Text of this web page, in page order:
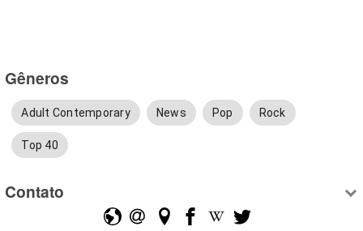
Gêneros
Adult Contemporary News Pop Rock
Top 40
Contato